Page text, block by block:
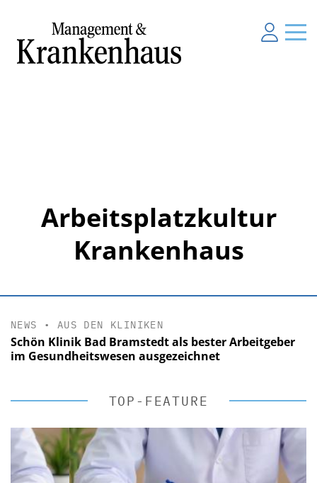
Arbeitsplatzkultur
Krankenhaus
NEWS • AUS DEN KLINIKEN
Schön Klinik Bad Bramstedt als bester Arbeitgeber
im Gesundheitswesen ausgezeichnet
TOP-FEATURE